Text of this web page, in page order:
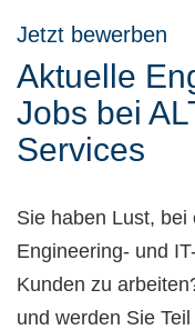
Aktuelle
Jobs bei
Services
Jetzt bewerben
Sie haben Lust, bei
Engineering- und
Kunden zu
und werden Sie